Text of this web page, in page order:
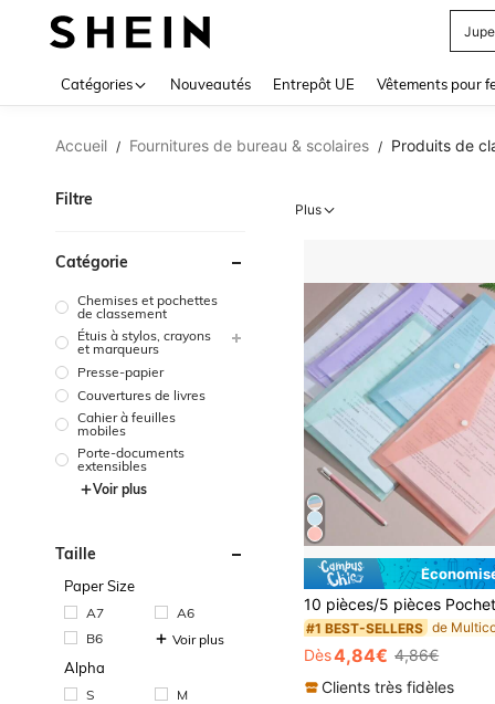
Jupe
Catégories Nouveautés Entrepôt UE Vêtements pour
Accueil / Fournitures de bureau & scolaires / Produits de
Filtre
Catégorie
Chemises et pochettes
de classement
Étuis à stylos, crayons
et marqueurs
Presse-papier
Couvertures de livres
Cahier à feuilles
mobiles
Porte-documents
extensibles
Voir plus
Taille
Paper Size
A7
A6
B6
Voir plus
Alpha
S
M
Plus
#1 BEST-SELLERS
(1000+)
#1 BEST-SELLERS
(1000+)
#1 BEST-SELLERS
(1000+)
#1 BEST-SELLERS
(1000+)
Dès4,84€ 4,86€
Clients très fidèles